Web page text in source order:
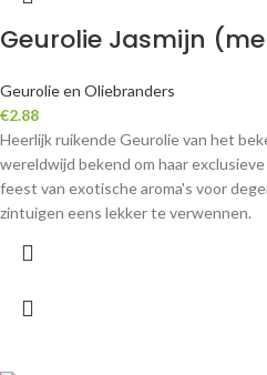
Geurolie Jasmijn
Geurolie en Oliebranders
€2.88
Heerlijk ruikende Geurolie van het
wereldwijd bekend om haar
feest van exotische aroma's voor
zintuigen eens lekker te verwennen.